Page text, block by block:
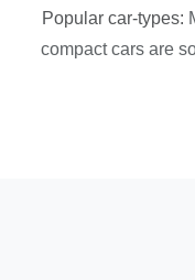
Popular car-types:
compact cars are